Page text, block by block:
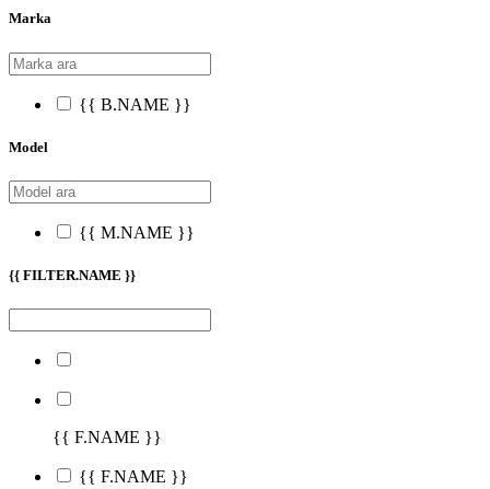
Marka
{{ B.NAME }}
Model
{{ M.NAME }}
{{ FILTER.NAME }}
{{ F.NAME }}
{{ F.NAME }}